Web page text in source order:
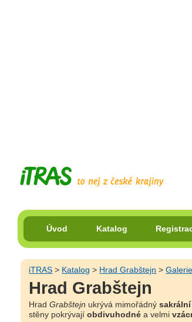
Úvod Katalog
iTRAS > Katalog > Hrad Grabštejn >Galerie
Hrad Grabštejn
Hrad Grabštejn ukrývá mimořádný
stěny pokrývají obdivuhodnéa velmi